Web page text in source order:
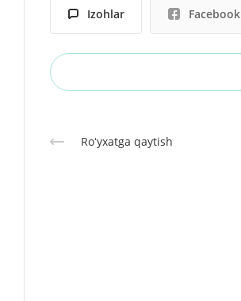
Izohlar Facebook
Roʻyxatga qaytish